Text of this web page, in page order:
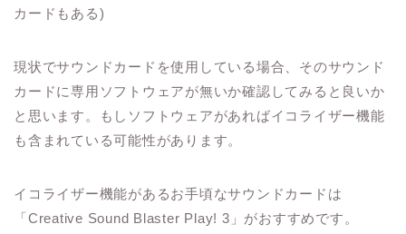
カードもある)
現状でサウンドカードを使用している場合、そのサウンド
カードに専用ソフトウェアが無いか確認してみると良いか
と思います。もしソフトウェアがあればイコライザー機能
も含まれている可能性があります。
イコライザー機能があるお手頃なサウンドカードは
「Creative Sound Blaster Play! 3」がおすすめです。